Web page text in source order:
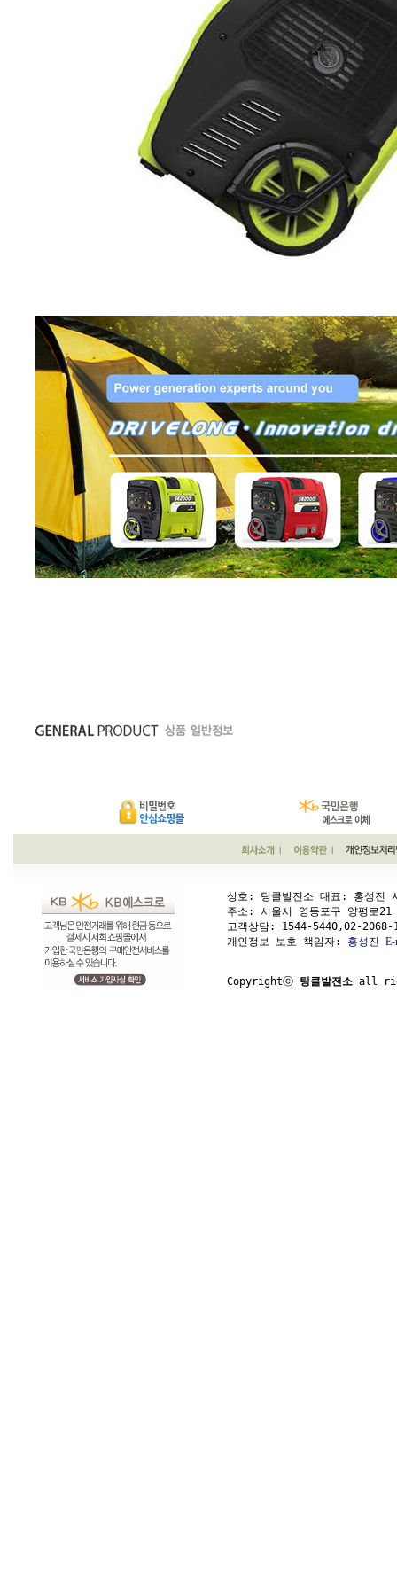
상호: 팅클발전소 대표: 홍성
주소: 서울시 영등포구 양평
고객상담: 1544-5440,02-
개인정보 보호 책임자: 홍성진
Copyrightⓒ 팅클발전소 all